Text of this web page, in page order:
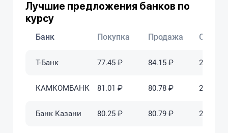
Лучшие предложения банков по
курсу
Банк Покупка Продажа
Т-Банк 77.45 ₽ 84.15 ₽ 2025-
КАМКОМБАНК 81.01 ₽ 80.78 ₽ 2025-
Банк Казани 80.25 ₽ 80.79 ₽ 2025-